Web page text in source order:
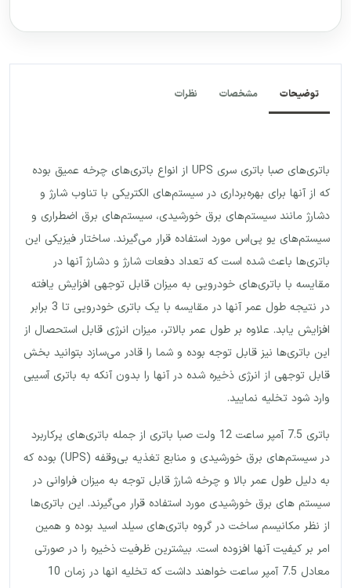
توضیحات مشخصات نظرات
باتری‌های صبا باتری سری UPS از انواع باتری‌های چرخه عمیق بوده
که از آنها برای بهره‌برداری در سیستم‌های الکتریکی با تناوب شارژ و
دشارژ مانند سیستم‌های برق خورشیدی، سیستم‌های برق اضطراری و
سیستم‌های یو پی‌اس مورد استفاده قرار می‌گیرند. ساختار فیزیکی این
باتری‌ها باعث شده است که تعداد دفعات شارژ و دشارژ آنها در
مقایسه با باتری‌های خودرویی به میزان قابل توجهی افزایش یافته
در نتیجه طول عمر آنها در مقایسه با یک باتری خودرویی تا 3 برابر
افزایش یابد. علاوه بر طول عمر بالاتر، میزان انرژی قابل استحصال از
این باتری‌ها نیز قابل توجه بوده و شما را قادر می‌سازد بتوانید بخش
قابل توجهی از انرژی ذخیره شده در آنها را بدون آنکه به باتری آسیبی
وارد شود تخلیه نمایید.
باتری 7.5 آمپر ساعت 12 ولت صبا باتری از جمله باتری‌های پرکاربرد
در سیستم‌های برق خورشیدی و منابع تغذیه بی‌وقفه (UPS) بوده که
به دلیل طول عمر بالا و چرخه شارژ قابل توجه به میزان فراوانی در
سیستم های برق خورشیدی مورد استفاده قرار می‌گیرند. این باتری‌ها
از نظر مکانیسم ساخت در گروه باتری‌های سیلد اسید بوده و همین
امر بر کیفیت آنها افزوده است. بیشترین ظرفیت ذخیره را در صورتی
معادل 7.5 آمپر ساعت خواهند داشت که تخلیه انها در زمان 10